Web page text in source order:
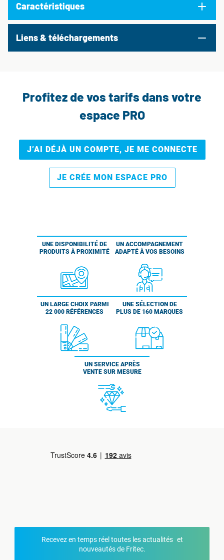
Caractéristiques
Liens & téléchargements
Profitez de vos tarifs dans votre
espace PRO
J’AI DÉJÀ UN COMPTE, JE ME CONNECTE
JE CRÉE MON ESPACE PRO
UNE DISPONIBILITÉ DE
PRODUITS À PROXIMITÉ
UN ACCOMPAGNEMENT
ADAPTÉ À VOS BESOINS
UN LARGE CHOIX PARMI
22 000 RÉFÉRENCES
UNE SÉLECTION DE
PLUS DE 160 MARQUES
UN SERVICE APRÈS
VENTE SUR MESURE
Recevez en temps réel toutes les actualités et
nouveautés de Fritec.